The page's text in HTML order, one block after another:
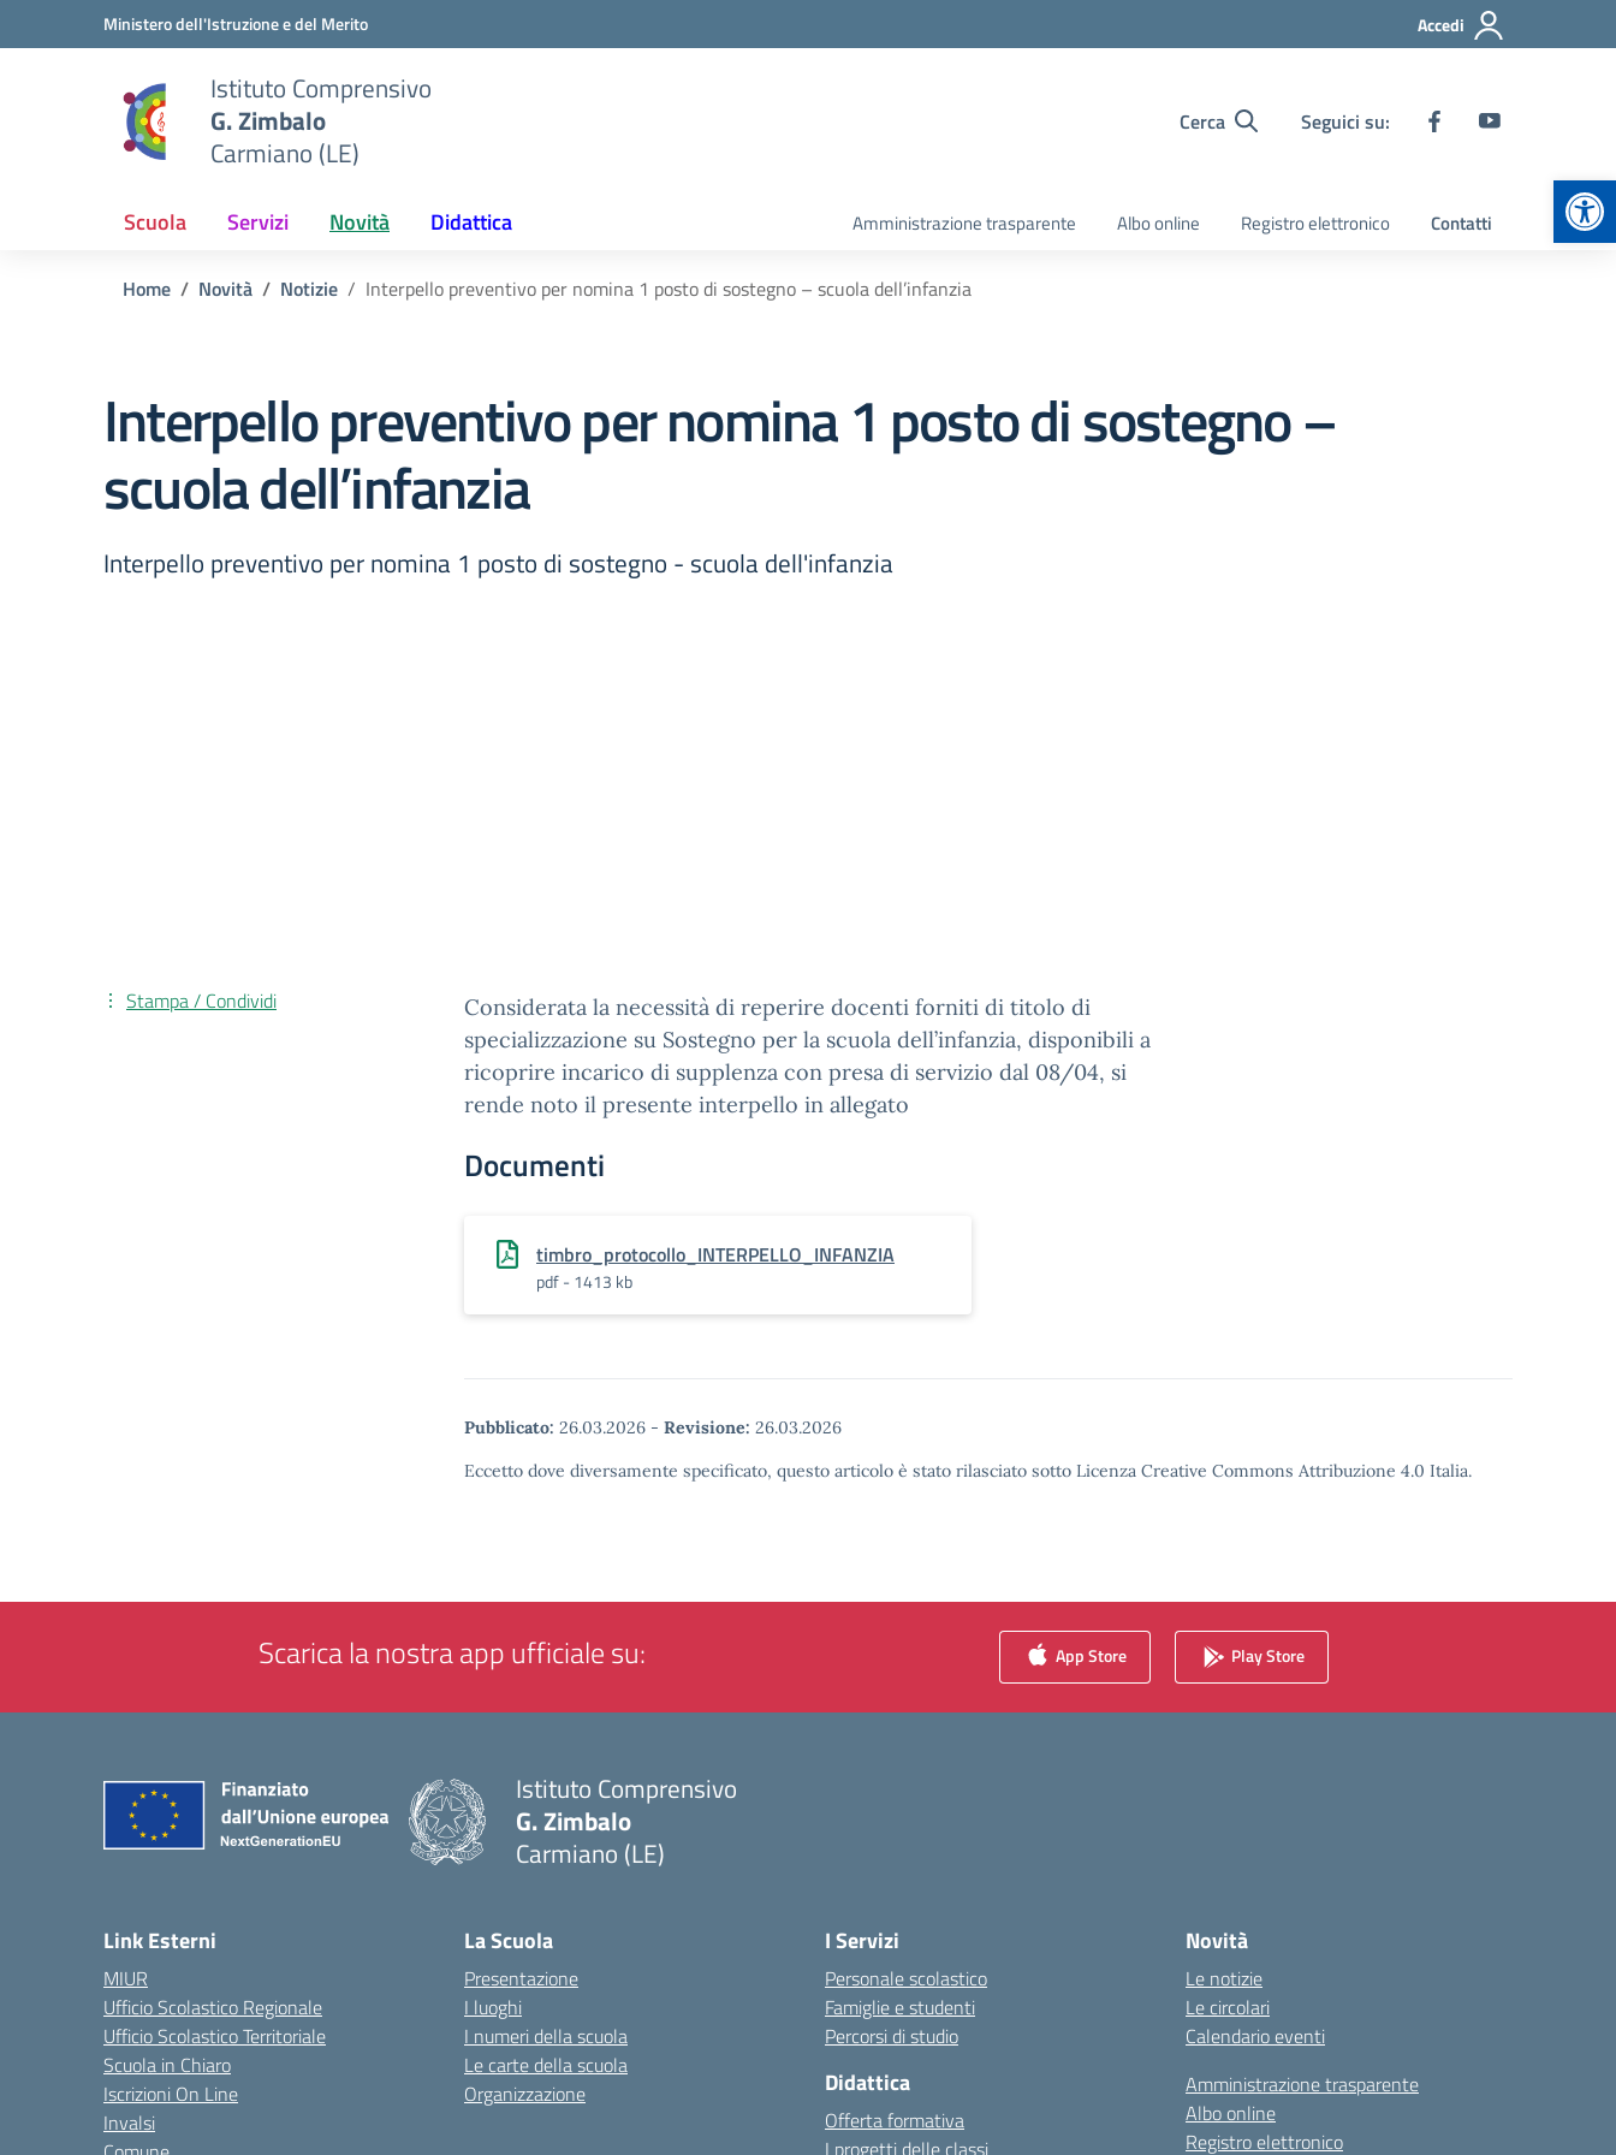
Vai ai contenuti
Vai al menu di navigazioneMinistero dell'Istruzione e del Merito Accedi
Istituto Comprensivo
G. Zimbalo
Carmiano (LE)
Cerca Seguici su:
Scuola Servizi Novità Didattica Amministrazione trasparente Albo online Registro elettronico Contatti
Home Novità Notizie Interpello preventivo per nomina 1 posto di sostegno – scuola dell’infanzia
Interpello preventivo per nomina 1 posto di sostegno –
scuola dell’infanzia
Interpello preventivo per nomina 1 posto di sostegno - scuola dell'infanzia
Considerata la necessità di reperire docenti forniti di titolo di
specializzazione su Sostegno per la scuola dell’infanzia, disponibili a
ricoprire incarico di supplenza con presa di servizio dal 08/04, si
rende noto il presente interpello in allegato
Documenti
timbro_protocollo_INTERPELLO_INFANZIA
pdf - 1413 kb
Pubblicato: 26.03.2026 - Revisione: 26.03.2026
Eccetto dove diversamente specificato, questo articolo è stato rilasciato sotto Licenza Creative Commons Attribuzione 4.0 Italia.
Stampa / Condividi
Scarica la nostra app ufficiale su: App Store Play Store
Istituto Comprensivo
G. Zimbalo
Carmiano (LE)
Link Esterni
MIUR
Ufficio Scolastico Regionale
Ufficio Scolastico Territoriale
Scuola in Chiaro
Iscrizioni On Line
Invalsi
La Scuola
Presentazione
I luoghi
I numeri della scuola
Le carte della scuola
Organizzazione
I Servizi
Personale scolastico
Famiglie e studenti
Percorsi di studio
Didattica
Offerta formativa
I progetti delle classi
Novità
Le notizie
Le circolari
Calendario eventi
Amministrazione trasparente
Albo online
Registro elettronico